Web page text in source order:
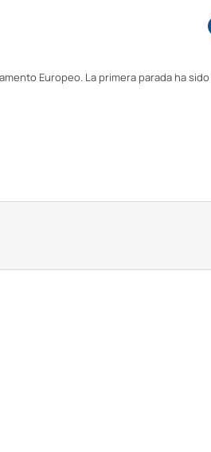
Europeo. La primera parada ha